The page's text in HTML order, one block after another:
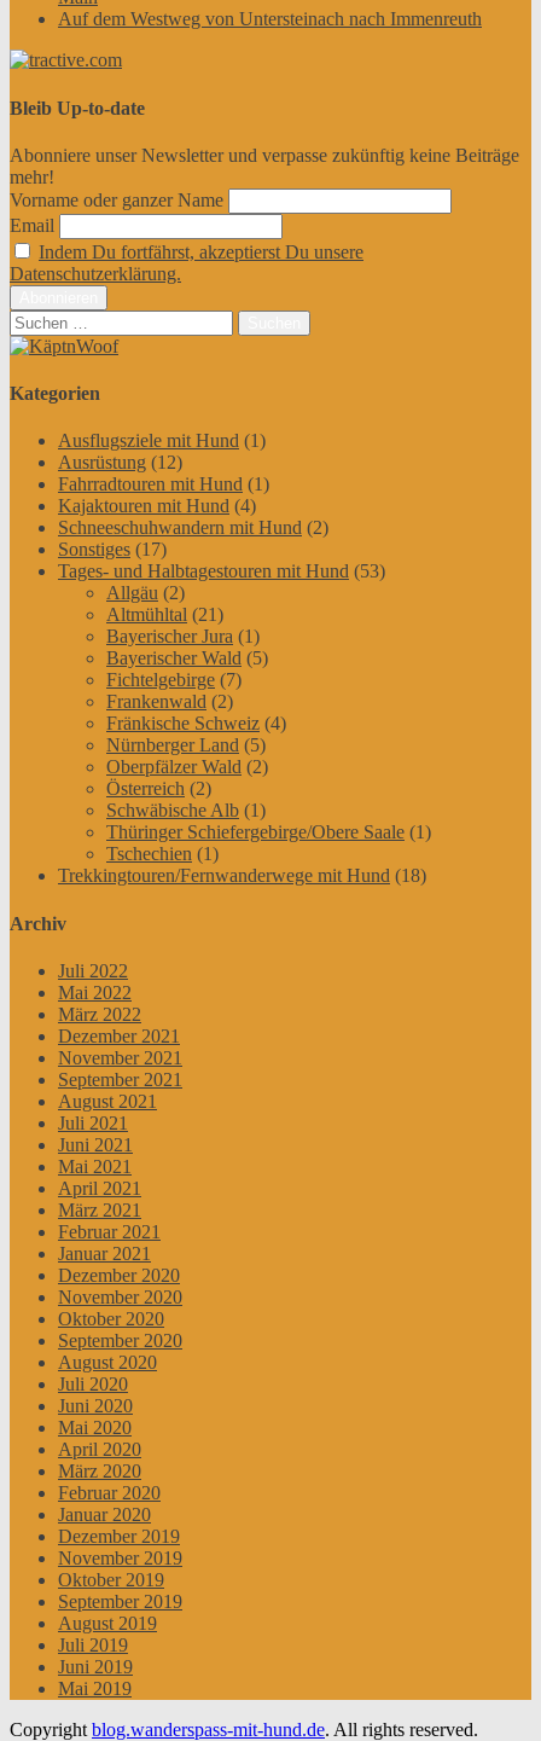
Auf dem Westweg von Untersteinach nach Immenreuth
Bleib Up-to-date
Abonniere unser Newsletter und verpasse zukünftig keine Beiträge
mehr!
Vorname oder ganzer Name
Email
Indem Du fortfährst, akzeptierst Du unsere
Datenschutzerklärung.
Suchen
nach:
Kategorien
Ausflugsziele mit Hund (1)
Ausrüstung (12)
Fahrradtouren mit Hund (1)
Kajaktouren mit Hund (4)
Schneeschuhwandern mit Hund (2)
Sonstiges (17)
Tages- und Halbtagestouren mit Hund (53)
Allgäu (2)
Altmühltal (21)
Bayerischer Jura (1)
Bayerischer Wald (5)
Fichtelgebirge (7)
Frankenwald (2)
Fränkische Schweiz (4)
Nürnberger Land (5)
Oberpfälzer Wald (2)
Österreich (2)
Schwäbische Alb (1)
Thüringer Schiefergebirge/Obere Saale (1)
Tschechien (1)
Trekkingtouren/Fernwanderwege mit Hund (18)
Archiv
Juli 2022
Mai 2022
März 2022
Dezember 2021
November 2021
September 2021
August 2021
Juli 2021
Juni 2021
Mai 2021
April 2021
März 2021
Februar 2021
Januar 2021
Dezember 2020
November 2020
Oktober 2020
September 2020
August 2020
Juli 2020
Juni 2020
Mai 2020
April 2020
März 2020
Februar 2020
Januar 2020
Dezember 2019
November 2019
Oktober 2019
September 2019
August 2019
Juli 2019
Juni 2019
Mai 2019
Copyright blog.wanderspass-mit-hund.de. All rights reserved.